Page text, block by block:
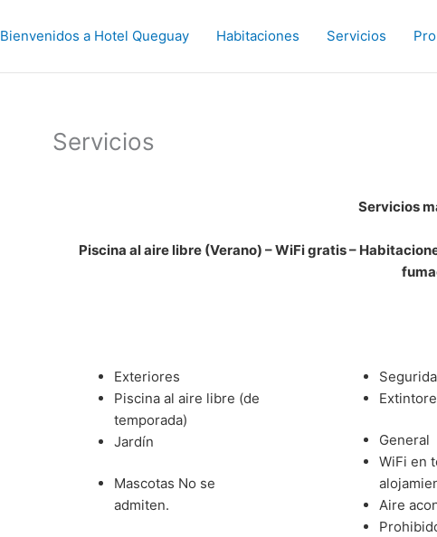
Bienvenidos a Hotel Queguay Habitaciones Servicios
Servicios
Servicios
Piscina al aire libre (Verano) – WiFi gratis –
Exteriores
Piscina al aire libre (de
temporada)
Jardín
Mascotas No se
admiten.
General
WiFi en
Aire